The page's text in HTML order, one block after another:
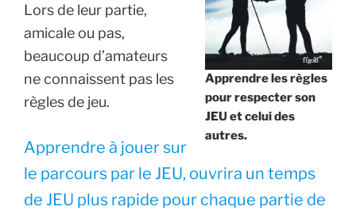
Apprendre les règles
pour respecter son
JEU et celui des
autres.
Lors de leur partie,
amicale ou pas,
beaucoup d’amateurs
ne connaissent pas les
règles de jeu.
Apprendre à jouer sur
le parcours par le JEU, ouvrira un temps
de JEU plus rapide pour chaque partie de